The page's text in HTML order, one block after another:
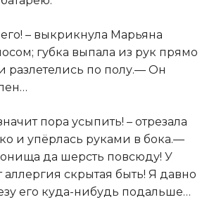
– выкрикнула Марьяна
губка выпала из рук прямо
разлетелись по полу.— Он
пора усыпить! – отрезала
и упёрлась руками в бока.—
да шерсть повсюду! У
аллергия скрытая быть! Я давно
его куда-нибудь подальше…